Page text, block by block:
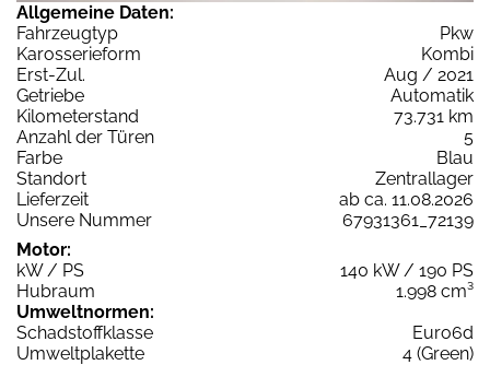
Allgemeine Daten:
Fahrzeugtyp
Pkw
Karosserieform
Kombi
Erst-Zul.
Aug / 2021
Getriebe
Automatik
Kilometerstand
73.731 km
Anzahl der Türen
5
Farbe
Blau
Standort
Zentrallager
Lieferzeit
ab ca. 11.08.2026
Unsere Nummer
67931361_72139
Motor:
kW / PS
140 kW / 190 PS
Hubraum
1.998 cm³
Umweltnormen:
Schadstoffklasse
Euro6d
Umweltplakette
4 (Green)